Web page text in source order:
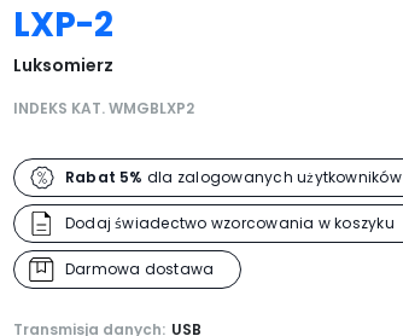
LXP-2
Luksomierz
INDEKS KAT. WMGBLXP2
Rabat 5% dla zalogowanych użytkowników
Dodaj świadectwo wzorcowania w koszyku
Darmowa dostawa
Transmisja danych: USB